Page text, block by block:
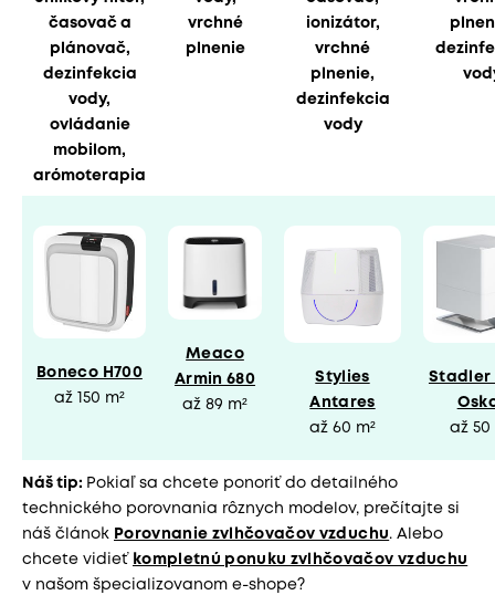
časovač a
plánovač,
dezinfekcia
vody,
ovládanie
mobilom,
arómoterapia
vrchné
plnenie
ionizátor,
vrchné
plnenie,
dezinfekcia
vody
Boneco H700
až 150 m²
Meaco
Armin 680
až 89 m²
Stylies
Antares
až 60 m²
Stadler
až 50
Náš tip: Pokiaľ sa chcete ponoriť do detailného
technického porovnania rôznych modelov, prečítajte si
náš článok Porovnanie zvlhčovačov vzduchu. Alebo
chcete vidieť kompletnú ponuku zvlhčovačov vzduchu
v našom špecializovanom e-shope?